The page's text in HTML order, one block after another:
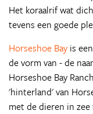
Het koraalrif wat
tevens een goede
Horseshoe Bay is
de vorm van - de
Horseshoe Bay
'hinterland' van
met de dieren in